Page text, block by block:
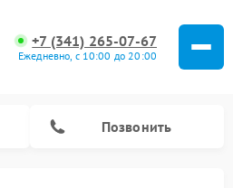
+7 (341) 265-07-67
Ежедневно, с 10:00 до 20:00
Позвонить